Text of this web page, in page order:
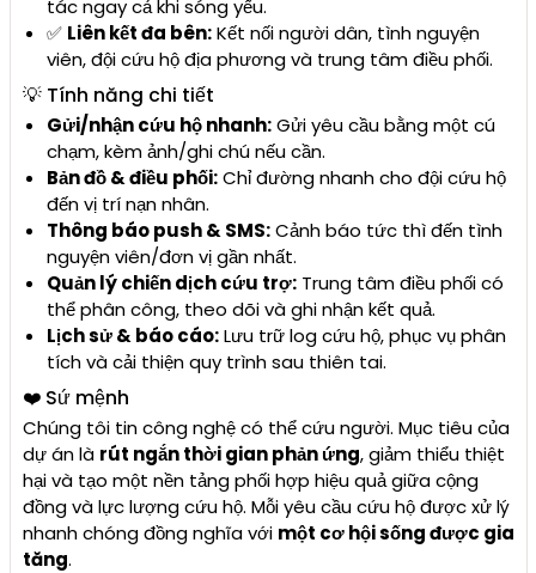
tác ngay cả khi sóng yếu.
✅ Liên kết đa bên:Kết nối người dân, tình nguyện
viên, đội cứu hộ địa phương và trung tâm điều phối.
💡 Tính năng chi tiết
Gửi/nhận cứu hộ nhanh:Gửi yêu cầu bằng một cú
chạm, kèm ảnh/ghi chú nếu cần.
Bản đồ & điều phối:Chỉ đường nhanh cho đội cứu hộ
đến vị trí nạn nhân.
Thông báo push & SMS:Cảnh báo tức thì đến tình
nguyện viên/đơn vị gần nhất.
Quản lý chiến dịch cứu trợ:Trung tâm điều phối có
thể phân công, theo dõi và ghi nhận kết quả.
Lịch sử & báo cáo:Lưu trữ log cứu hộ, phục vụ phân
tích và cải thiện quy trình sau thiên tai.
❤️ Sứ mệnh
Chúng tôi tin công nghệ có thể cứu người. Mục tiêu của
dự án là rút ngắn thời gian phản ứng, giảm thiểu thiệt
hại và tạo một nền tảng phối hợp hiệu quả giữa cộng
đồng và lực lượng cứu hộ. Mỗi yêu cầu cứu hộ được xử lý
nhanh chóng đồng nghĩa với một cơ hội sống được gia
tăng.